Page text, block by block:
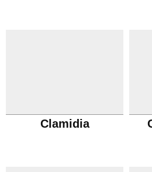
Clamidia